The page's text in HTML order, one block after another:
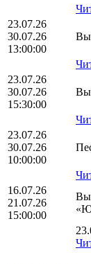
23.07.26
30.07.26
13:00:00
23.07.26
30.07.26
15:30:00
23.07.26
30.07.26
10:00:00
16.07.26
21.07.26
15:00:00